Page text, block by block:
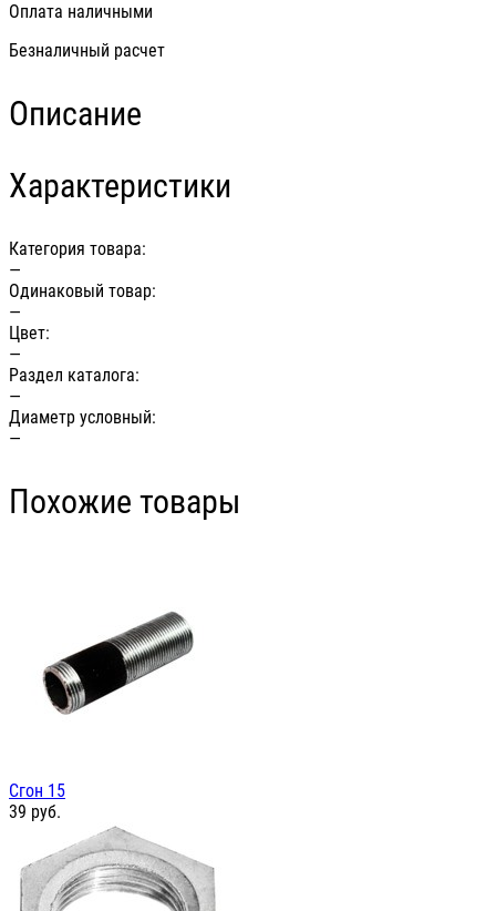
Оплата наличными
Безналичный расчет
Описание
Характеристики
Категория товара:
—
Одинаковый товар:
—
Цвет:
—
Раздел каталога:
—
Диаметр условный:
—
Похожие товары
Сгон 15
39 руб.